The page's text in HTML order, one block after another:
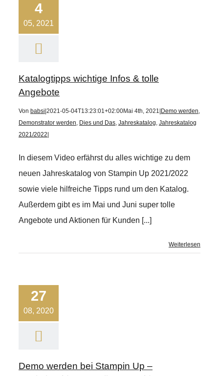
4
05, 2021
Katalogtipps wichtige Infos & tolle
Angebote
Von babsi 2021-05-04T13:23:01+02:00Mai 4th, 2021 Demo werden,
Demonstrator werden, Dies und Das, Jahreskatalog, Jahreskatalog
2021/2022
In diesem Video erfährst du alles wichtige zu dem
neuen Jahreskatalog von Stampin Up 2021/2022
sowie viele hilfreiche Tipps rund um den Katalog.
Außerdem gibt es im Mai und Juni super tolle
Angebote und Aktionen für Kunden [...]
Weiterlesen
27
08, 2020
Demo werden bei Stampin Up –